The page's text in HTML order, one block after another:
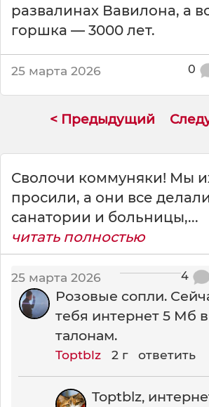
развалинах Вавилона, а
горшка — 3000 лет.
25 марта 2026 0
< Предыдущий
Сволочи коммуняки! Мы
просили, а они все
санатории и больницы,...
читать полностью
25 марта 2026 4
Розовые сопли.
тебя интернет 5 Мб
талонам.
Toptblz 2 г ответить
Toptblz,